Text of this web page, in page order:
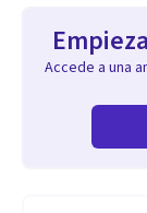
Accede a una